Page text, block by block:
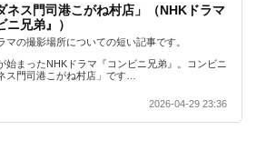
ネス門司港こがね村店」（NHKドラマ
ニ兄弟』）
マの撮影場所についての短い記事です。
始まったNHKドラマ『コンビニ兄弟』。コンビニ
ス門司港こがね村店」です…
2026-04-29 23:36